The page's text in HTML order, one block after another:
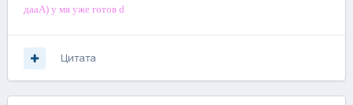
дааА) у мя уже готов d
Цитата